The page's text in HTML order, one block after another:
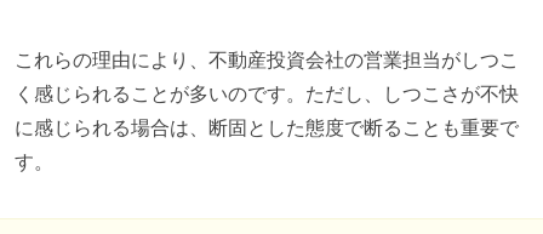
これらの理由により、不動産投資会社の営業担当がしつこ
く感じられることが多いのです。ただし、しつこさが不快
に感じられる場合は、断固とした態度で断ることも重要で
す。